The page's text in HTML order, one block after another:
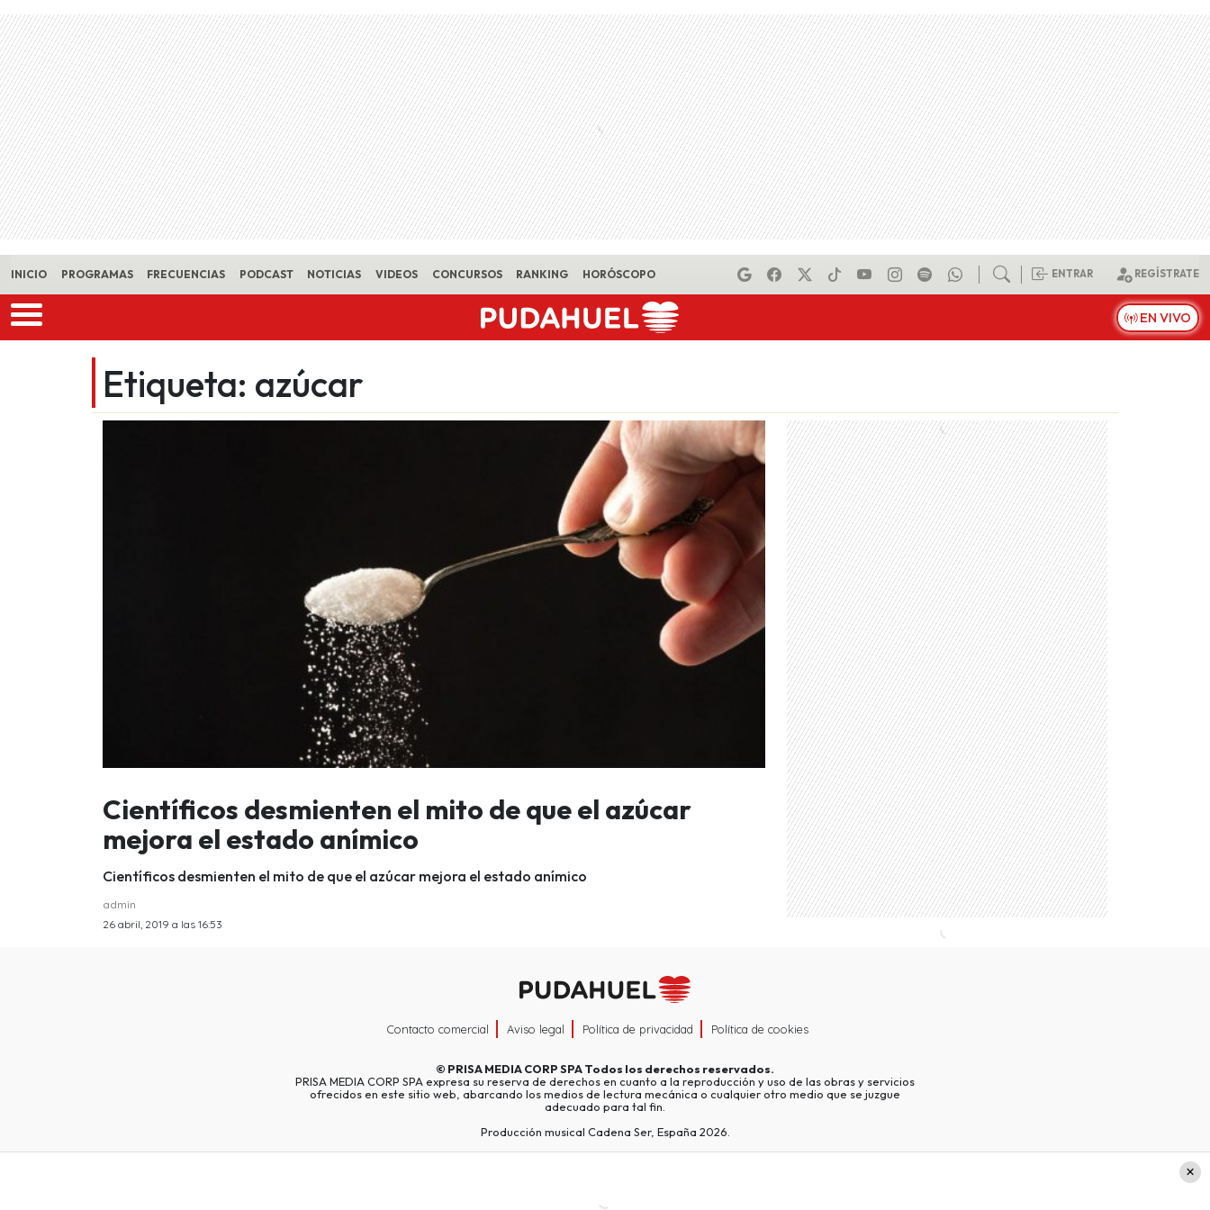
Skip to main content
INICIO PROGRAMAS FRECUENCIAS PODCAST NOTICIAS VIDEOS CONCURSOS RANKING HORÓSCOPO ENTRAR REGÍSTRATE
EN VIVO
Etiqueta: azúcar
Científicos desmienten el mito de que el azúcar
mejora el estado anímico
Científicos desmienten el mito de que el azúcar mejora el estado anímico
admin
26 abril, 2019 a las 16:53
Contacto comercial Aviso legal Política de privacidad Política de cookies
© PRISA MEDIA CORP SPATodos los derechos reservados.
PRISA MEDIA CORP SPA expresa su reserva de derechos en cuanto a la reproducción y uso de las obras y servicios
ofrecidos en este sitio web, abarcando los medios de lectura mecánica o cualquier otro medio que se juzgue
adecuado para tal fin.
Producción musical Cadena Ser, España 2026.